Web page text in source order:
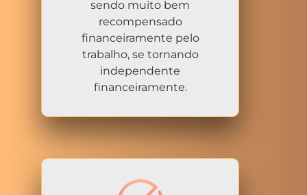
sendo muito bem
recompensado
financeiramente pelo
trabalho, se tornando
independente
financeiramente.